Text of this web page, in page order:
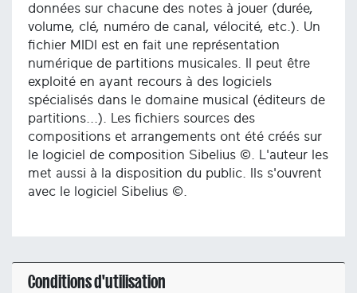
données sur chacune des notes à jouer (durée,
volume, clé, numéro de canal, vélocité, etc.). Un
fichier MIDI est en fait une représentation
numérique de partitions musicales. Il peut être
exploité en ayant recours à des logiciels
spécialisés dans le domaine musical (éditeurs de
partitions...). Les fichiers sources des
compositions et arrangements ont été créés sur
le logiciel de composition Sibelius ©. L'auteur les
met aussi à la disposition du public. Ils s'ouvrent
avec le logiciel Sibelius ©.
Conditions d'utilisation